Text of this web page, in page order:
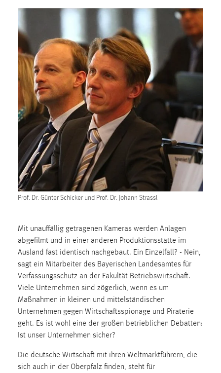
Prof. Dr. Günter Schicker und Prof. Dr. Johann Strassl
Mit unauffällig getragenen Kameras werden Anlagen
abgefilmt und in einer anderen Produktionsstätte im
Ausland fast identisch nachgebaut. Ein Einzelfall? - Nein,
sagt ein Mitarbeiter des Bayerischen Landesamtes für
Verfassungsschutz an der Fakultät Betriebswirtschaft.
Viele Unternehmen sind zögerlich, wenn es um
Maßnahmen in kleinen und mittelständischen
Unternehmen gegen Wirtschaftsspionage und Piraterie
geht. Es ist wohl eine der großen betrieblichen Debatten:
Ist unser Unternehmen sicher?
Die deutsche Wirtschaft mit ihren Weltmarktführern, die
sich auch in der Oberpfalz finden, steht für
Dieser Cookie speichert die ausgewählten Einverständnis-
Cookie Laufzeit:
1 Jahr
Performance
Name:
staticfilecache
Zweck:
Für performante Seitenauslieferung wird in diesem Cookie
gespeichert, ob man eingeloggt ist.
Sprachpräferenz
Zweck:
Das Cookie speichert die gewählte Sprache der Website.
Cookie Laufzeit:
30 Tage
Chat
Name:
MibewSessionID, MIBEW_UserID, mibew_locale, mibew-
Zweck: